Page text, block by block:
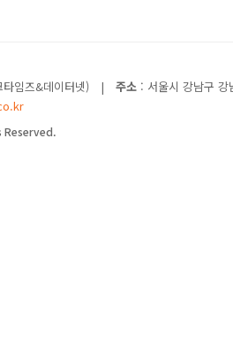
임즈&데이터넷) | 주소 : 서울시 강남구